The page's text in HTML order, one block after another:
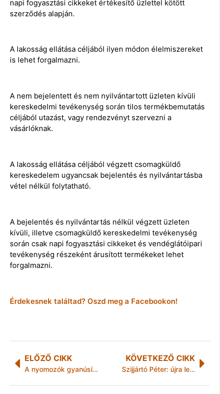
napi fogyasztási cikkeket értékesítő üzlettel kötött
szerződés alapján.
A lakosság ellátása céljából ilyen módon élelmiszereket
is lehet forgalmazni.
A nem bejelentett és nem nyilvántartott üzleten kívüli
kereskedelmi tevékenység során tilos termékbemutatás
céljából utazást, vagy rendezvényt szervezni a
vásárlóknak.
A lakosság ellátása céljából végzett csomagküldő
kereskedelem ugyancsak bejelentés és nyilvántartásba
vétel nélkül folytatható.
A bejelentés és nyilvántartás nélkül végzett üzleten
kívüli, illetve csomagküldő kereskedelmi tevékenység
során csak napi fogyasztási cikkeket és vendéglátóipari
tevékenység részeként árusított termékeket lehet
forgalmazni.
Érdekesnek találtad? Oszd meg a Facebookon!
ELŐZŐ CIKK
A nyomozók gyanúsítottként hallgatták ki a magánlaksértőt
KÖVETKEZŐ CIKK
Szijjártó Péter: újra lehetővé válik az ingázás a magyar-román határon